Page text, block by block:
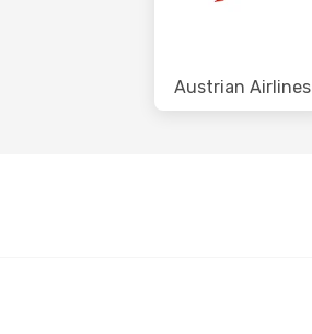
Austrian Airlines